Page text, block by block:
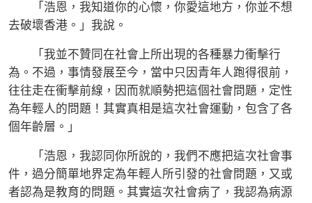
「浩恩，我知道你的心懷，你愛這地方，你並不想
去破壞香港。」我說。
「我並不贊同在社會上所出現的各種暴力衝擊行
為。不過，事情發展至今，當中只因青年人跑得很前，
往往走在衝擊前線，因而就順勢把這個社會問題，定性
為年輕人的問題！其實真相是這次社會運動，包含了各
個年齡層。」
「浩恩，我認同你所說的，我們不應把這次社會事
件，過分簡單地界定為年輕人所引發的社會問題，又或
者認為是教育的問題。其實這次社會病了，我認為病源